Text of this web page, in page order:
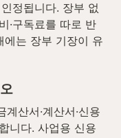
정됩니다. 장부 없
·구독료를 따로 반
에는 장부 기장이 유
산서·계산서·신용
니다. 사업용 신용